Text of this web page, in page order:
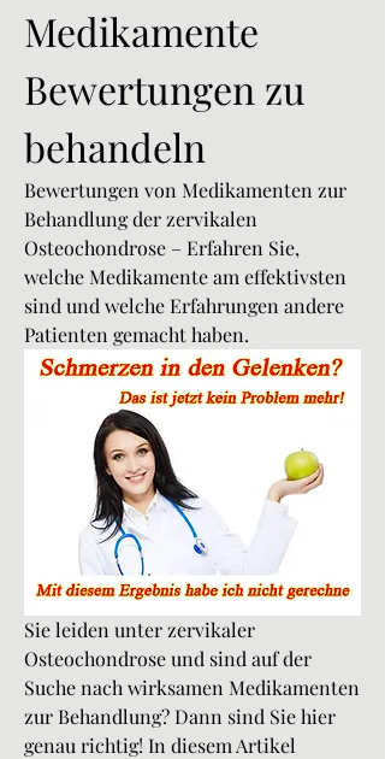
Medikamente
Bewertungen zu
behandeln
Bewertungen von Medikamenten zur
Behandlung der zervikalen
Osteochondrose – Erfahren Sie,
welche Medikamente am effektivsten
sind und welche Erfahrungen andere
Patienten gemacht haben.
Sie leiden unter zervikaler
Osteochondrose und sind auf der
Suche nach wirksamen Medikamenten
zur Behandlung? Dann sind Sie hier
genau richtig! In diesem Artikel